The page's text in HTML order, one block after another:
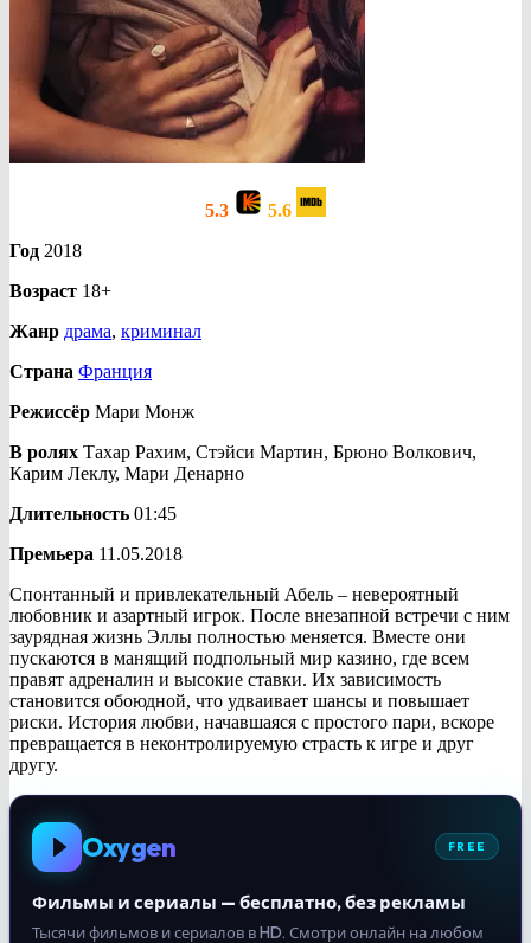
5.3
5.6
Год 2018
Возраст 18+
Жанр драма, криминал
Страна Франция
Режиссёр Мари Монж
В ролях Тахар Рахим, Стэйси Мартин, Брюно Волкович,
Карим Леклу, Мари Денарно
Длительность 01:45
Премьера 11.05.2018
Спонтанный и привлекательный Абель – невероятный
любовник и азартный игрок. После внезапной встречи с ним
заурядная жизнь Эллы полностью меняется. Вместе они
пускаются в манящий подпольный мир казино, где всем
правят адреналин и высокие ставки. Их зависимость
становится обоюдной, что удваивает шансы и повышает
риски. История любви, начавшаяся с простого пари, вскоре
превращается в неконтролируемую страсть к игре и друг
другу.
Oxygen FREE
Фильмы и сериалы — бесплатно, без рекламы
Тысячи фильмов и сериалов в HD. Смотри онлайн на любом